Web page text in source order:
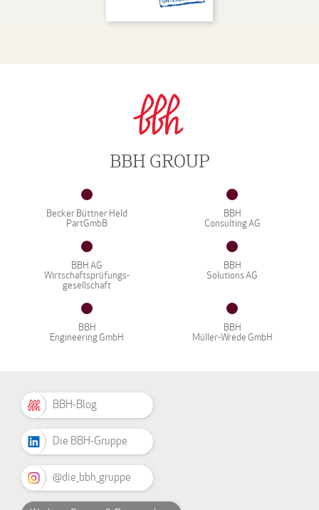
BBH GROUP
Becker Büttner Held
PartGmbB
BBH
Consulting AG
BBH AG
Wirtschaftsprüfungs-
gesellschaft
BBH
Solutions AG
BBH
Engineering GmbH
BBH
Müller-Wrede GmbH
BBH-Blog
Die BBH-Gruppe
@die_bbh_gruppe